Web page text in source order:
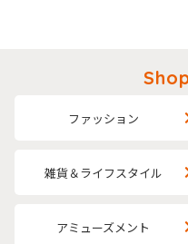
ファッション
雑貨＆ライフスタイル
アミューズメント